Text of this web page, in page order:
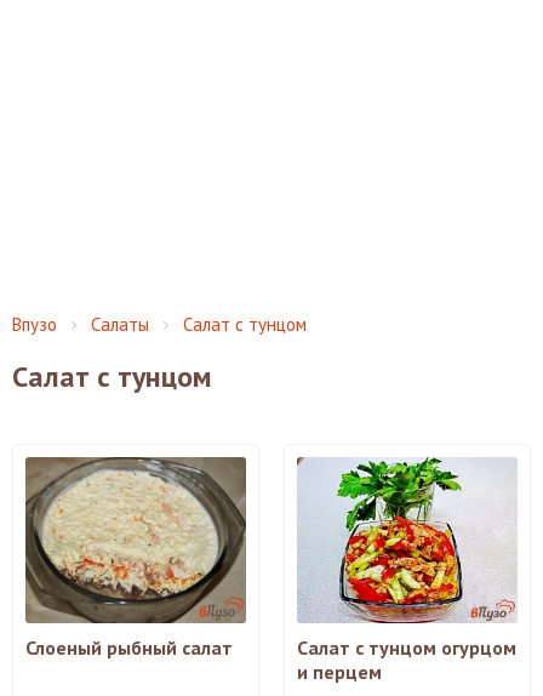
Впузо Салаты Салат с тунцом
Салат с тунцом
Слоеный рыбный салат
Салат с тунцом огурцом
и перцем